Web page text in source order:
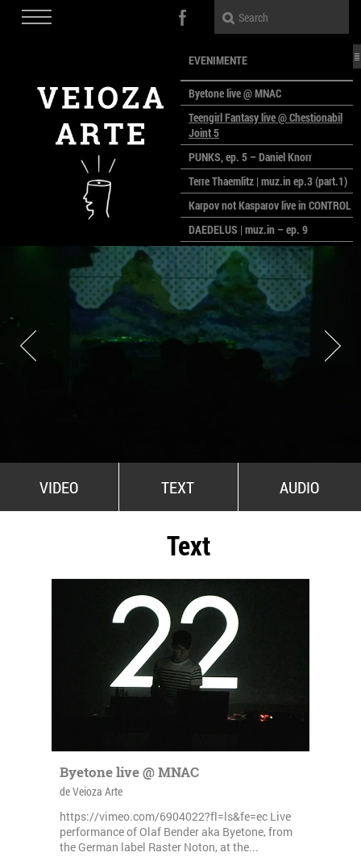
EVENIMENTE
Byetone live @ MNAC
Teengirl Fantasy live @ Chestionabil
Joint 5
PUNKS, ep. 5 – Daniel Knorr
Terre Thaemlitz | muz.in ep.3 (part.1)
Karpov not Kasparov live in CONTROL
DAEDELUS | muz.in – ep. 9
LALELE, LALELE – prima premieră a
anului la MACAZ
CinePOLSKA – filme poloneze la
București
PEOPLE OF ROMANIA se lansează la
galeria Simeza
All Stars For Outernational
VIDEO TEXT AUDIO
Text
Byetone live @ MNAC
de Veioza Arte
https://vimeo.com/6904022?fl=ls&fe=ec Live
performance of Olaf Bender aka Byetone, from
the German label Raster Noton, at the...